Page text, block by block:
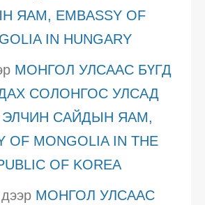
ЯАМ, EMBASSY OF
IN HUNGARY
МОНГОЛ УЛСААС БҮГД
СОЛОНГОС УЛСАД
ЭЛЧИН САЙДЫН ЯАМ,
OF MONGOLIA IN THE
OF KOREA
дээр МОНГОЛ УЛСААС